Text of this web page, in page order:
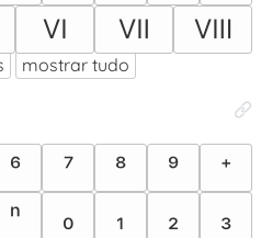
Ⅵ Ⅶ Ⅷ
mostrar tudo
⁶ ⁷ ⁸ ⁹
⁺
ⁿ ₀ ₁ ₂
₃